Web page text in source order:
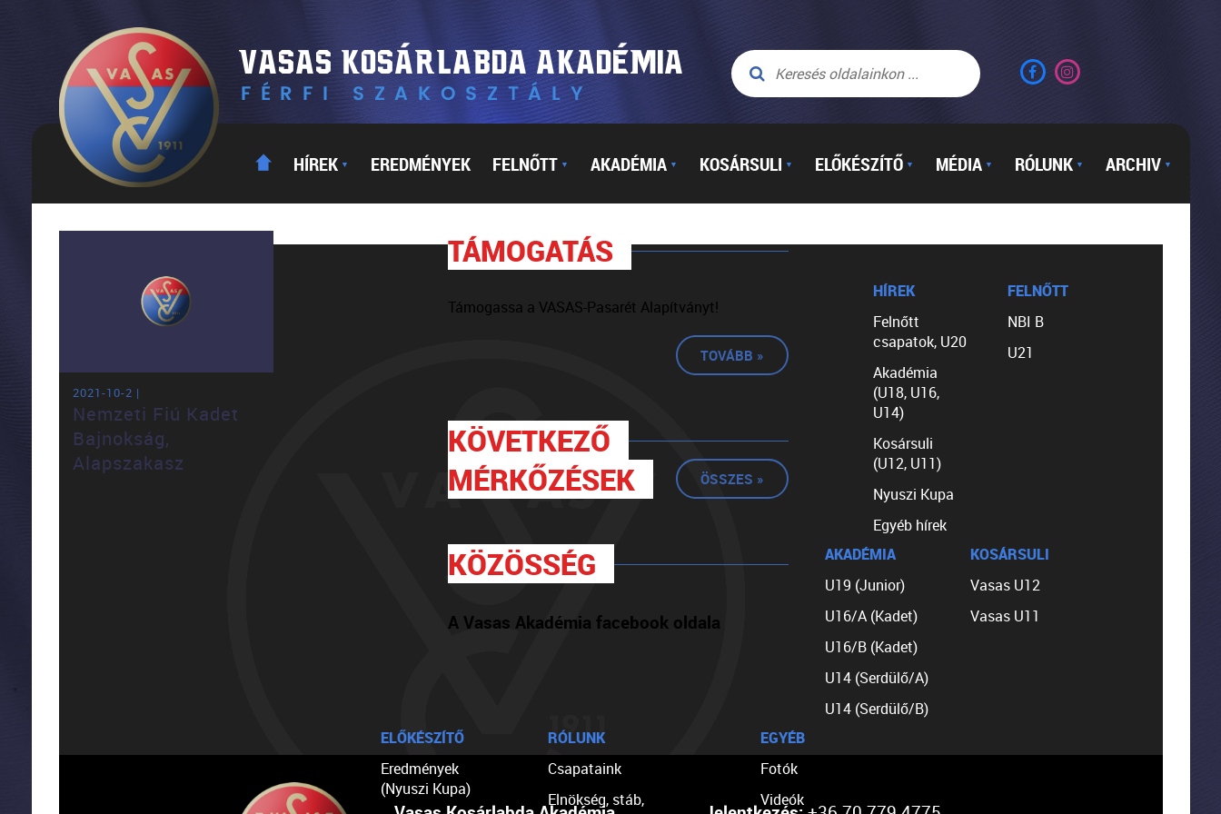
HÍREK ▼ EREDMÉNYEK FELNŐTT ▼ AKADÉMIA ▼ KOSÁRSULI ▼ ELŐKÉSZÍTŐ ▼ MÉDIA ▼ RÓLUNK ▼ ARCHIV ▼
2021-10-2 |
Nemzeti Fiú Kadet
Bajnokság,
Alapszakasz
TÁMOGATÁS
Támogassa a VASAS-Pasarét Alapítványt!
TOVÁBB »
KÖVETKEZŐ
MÉRKŐZÉSEK
ÖSSZES »
KÖZÖSSÉG
A Vasas Akadémia facebook oldala
HÍREK
Felnőtt
csapatok, U20
Akadémia
(U18, U16,
U14)
Kosársuli
(U12, U11)
Nyuszi Kupa
Egyéb hírek
FELNŐTT
NBI B
U21
AKADÉMIA
U19 (Junior)
U16/A (Kadet)
U16/B (Kadet)
U14 (Serdülő/A)
U14 (Serdülő/B)
KOSÁRSULI
Vasas U12
Vasas U11
ELŐKÉSZÍTŐ
Eredmények
(Nyuszi Kupa)
RÓLUNK
Csapataink
Elnökség, stáb,
EGYÉB
Fotók
Videók